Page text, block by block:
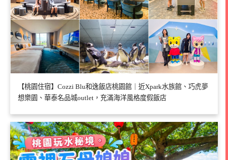
【桃園住宿】Cozzi Blu和逸飯店桃園館｜近Xpark水族館、巧虎夢
想樂園、華泰名品城outlet，充滿海洋風格度假飯店